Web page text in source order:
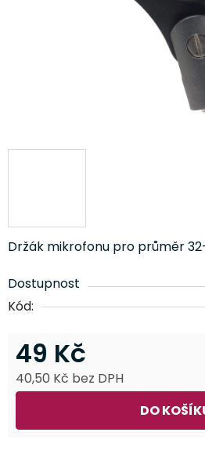
Držák mikrofonu pro průměr
Dostupnost
Kód:
49 Kč
40,50 Kč bez DPH
DO